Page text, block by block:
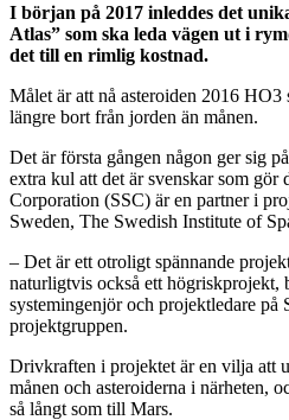
I början på 2017 inleddes det
Atlas” som ska leda vägen ut i
det till en rimlig kostnad.
Målet är att nå asteroiden 2016 HO3
längre bort från jorden än månen.
Det är första gången någon ger sig
extra kul att det är svenskar som gör
Corporation (SSC) är en partner i
Sweden, The Swedish Institute of
– Det är ett otroligt spännande
naturligtvis också ett högriskprojekt,
systemingenjör och projektledare på
projektgruppen.
Drivkraften i projektet är en vilja att
månen och asteroiderna i närheten,
så långt som till Mars.